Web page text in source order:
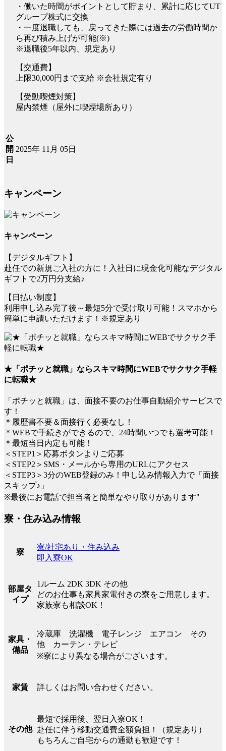
・働いた時間がポイントとして貯まり、累計に応じてUT
グループ株式に交換
・一度退職しても、戻ってきた際には過去の労働時間か
ら再び積み上げが可能(※)
※退職後5年以内、規定あり
【交通費】
上限30,000円まで支給 ※会社規定有り
【受動喫煙対策】
屋内禁煙（屋外に喫煙場所あり）
公
開
日
2025年 11月 05日
キャンペーン
キャンペーン
【デジタルギフト】
赴任での新規ご入社の方に！入社日に現金化可能なデジタル
ギフトで2万円分支給♪
【日払い制度】
利用申し込み完了後～最短5分で受け取り可能！スマホから
簡単に申請いただけます！※規定あり
★「ポチッと就職」ならスキマ時間にWEBでサクサク手軽
に転職★
「ポチッと就職」は、面接不要のお仕事自動紹介サービスで
す！
＊履歴書不要＆面接行く必要なし！
＊WEBで手続きができるので、24時間いつでも選考可能！
＊最短当日内定も可能！
＜STEP1＞応募ボタンよりご応募
＜STEP2＞SMS・メールから専用のURLにアクセス
＜STEP3＞3分のWEB登録のみ！申し込み情報入力で「面接
スキップ♪」
※最後にお電話で担当者と簡単なやり取りがあります"
寮・住み込み情報
寮
寮/社宅あり・住み込み
即入寮OK
部屋タ
イプ
1ルーム 2DK 3DK その他
どのお仕事も家具家電付きの寮をご用意します。
家族寮も相談OK！
家具・
備品
冷蔵庫 洗濯機 電子レンジ エアコン その
他 カーテン・テレビ
※寮により異なる場合がございます。
家賃 詳しくはお問い合わせください。
その他
最短で採用後、翌日入寮OK！
赴任に伴う移動交通費全額負担！（規定あり）
もちろんご自宅からの通勤も歓迎です！